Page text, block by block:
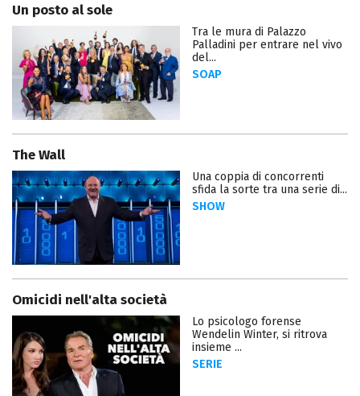
Un posto al sole
Tra le mura di Palazzo
Palladini per entrare nel vivo
del...
SOAP
The Wall
Una coppia di concorrenti
sfida la sorte tra una serie di...
SHOW
Omicidi nell'alta società
Lo psicologo forense
Wendelin Winter, si ritrova
insieme ...
SERIE